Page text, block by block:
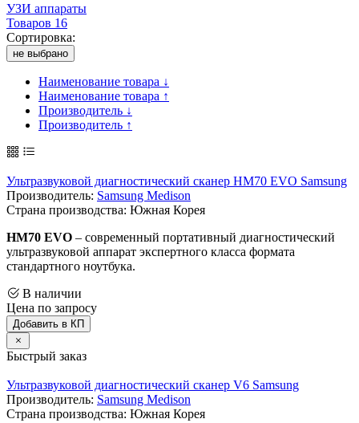
УЗИ аппараты
Товаров 16
Сортировка:
не выбрано
Наименование товара ↓
Наименование товара ↑
Производитель ↓
Производитель ↑
Ультразвуковой диагностический сканер HM70 EVO Samsung
Производитель: Samsung Medison
Страна производства: Южная Корея
HM70 EVO – современный портативный диагностический
ультразвуковой аппарат экспертного класса формата
стандартного ноутбука.
В наличии
Цена по запросу
Добавить в КП
Быстрый заказ
Ультразвуковой диагностический сканер V6 Samsung
Производитель: Samsung Medison
Страна производства: Южная Корея